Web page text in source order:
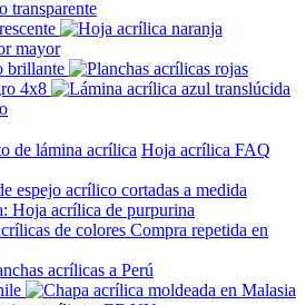
de lámina acrílica Hoja acrílica FAQ